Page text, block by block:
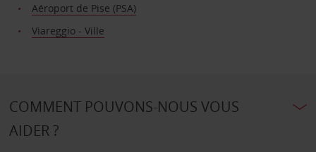
Aéroport de Pise (PSA)
Viareggio - Ville
COMMENT POUVONS-NOUS VOUS
AIDER ?